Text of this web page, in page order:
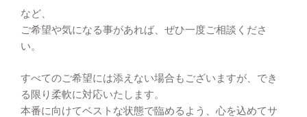
など、
ご希望や気になる事があれば、ぜひ一度ご相談くださ
い。
すべてのご希望には添えない場合もございますが、でき
る限り柔軟に対応いたします。
本番に向けてベストな状態で臨めるよう、心を込めてサ